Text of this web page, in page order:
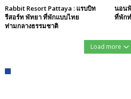
Rabbit Resort Pattaya : แรบบิท
รีสอร์ท พัทยา ที่พักแบบไทย
ท่ามกลางธรรมชาติ
นอนฟั
ที่พักท
Load more